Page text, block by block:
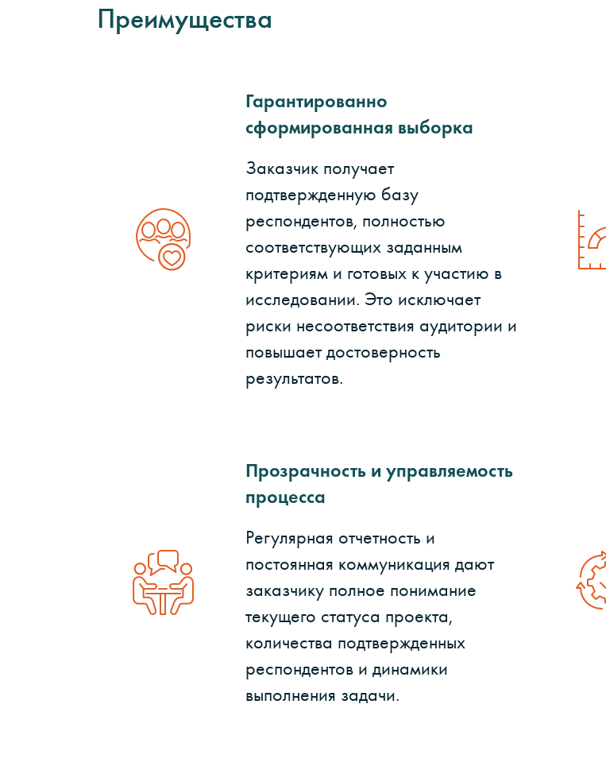
Преимущества
Гарантированно
сформированная выборка
Заказчик получает
подтвержденную базу
респондентов, полностью
соответствующих заданным
критериям и готовых к участию в
исследовании. Это исключает
риски несоответствия аудитории и
повышает достоверность
результатов.
Прозрачность и управляемость
процесса
Регулярная отчетность и
постоянная коммуникация дают
заказчику полное понимание
текущего статуса проекта,
количества подтвержденных
респондентов и динамики
выполнения задачи.